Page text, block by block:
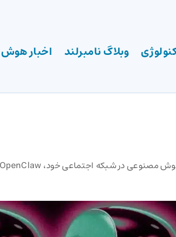
وبلاگ نامبرلند اخبار